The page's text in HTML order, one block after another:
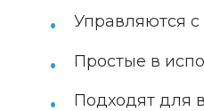
Управляются
Простые в
Подходят для